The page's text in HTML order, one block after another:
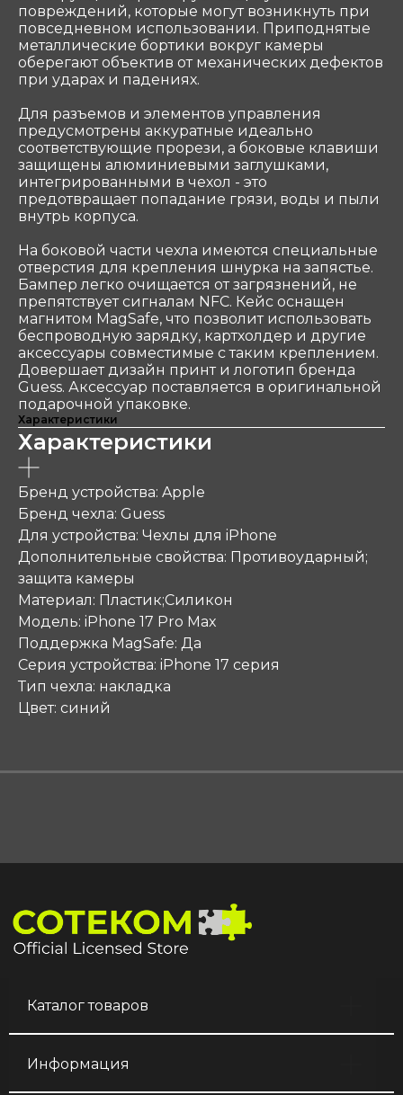
повреждений, которые могут возникнуть при
повседневном использовании. Приподнятые
металлические бортики вокруг камеры
оберегают объектив от механических дефектов
при ударах и падениях.
Для разъемов и элементов управления
предусмотрены аккуратные идеально
соответствующие прорези, а боковые клавиши
защищены алюминиевыми заглушками,
интегрированными в чехол - это
предотвращает попадание грязи, воды и пыли
внутрь корпуса.
На боковой части чехла имеются специальные
отверстия для крепления шнурка на запястье.
Бампер легко очищается от загрязнений, не
препятствует сигналам NFC. Кейс оснащен
магнитом MagSafe, что позволит использовать
беспроводную зарядку, картхолдер и другие
аксессуары совместимые с таким креплением.
Довершает дизайн принт и логотип бренда
Guess. Аксессуар поставляется в оригинальной
подарочной упаковке.
Характеристики
Характеристики
Бренд устройства: Apple
Бренд чехла: Guess
Для устройства: Чехлы для iPhone
Дополнительные свойства: Противоударный;
защита камеры
Материал: Пластик;Силикон
Модель: iPhone 17 Pro Max
Поддержка MagSafe: Да
Серия устройства: iPhone 17 серия
Тип чехла: накладка
Цвет: синий
Каталог товаров
Информация
ООО «Coтеком» Copyright © 2025 All Rights
Reserved